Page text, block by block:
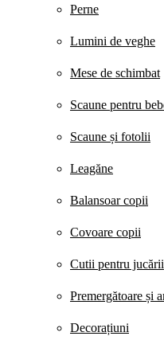
Perne
Lumini de veghe
Mese de schimbat
Scaune pentru
Scaune și fotolii
Leagăne
Balansoar copii
Covoare copii
Cutii pentru jucării
Premergătoare și
Decorațiuni